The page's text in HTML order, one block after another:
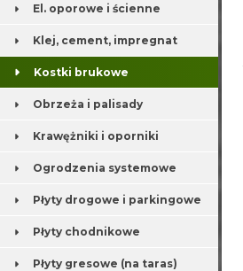
El. oporowe i ścienne
Klej, cement, impregnat
Kostki brukowe
Obrzeża i palisady
Krawężniki i oporniki
Ogrodzenia systemowe
Płyty drogowe i parkingowe
Płyty chodnikowe
Płyty gresowe (na taras)